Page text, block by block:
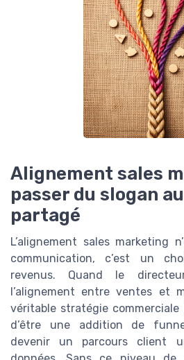
Alignement sales
passer du slogan
partagé
L’alignement sales marketing
communication, c’est un
revenus. Quand le
l’alignement entre ventes et
véritable stratégie commerciale
d’être une addition de
devenir un parcours client